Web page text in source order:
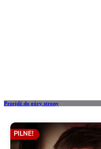
Przejdź do góry strony